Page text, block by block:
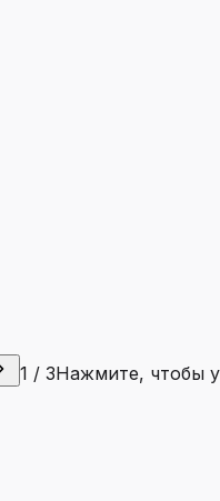
1 / 3Нажмите, чтобы